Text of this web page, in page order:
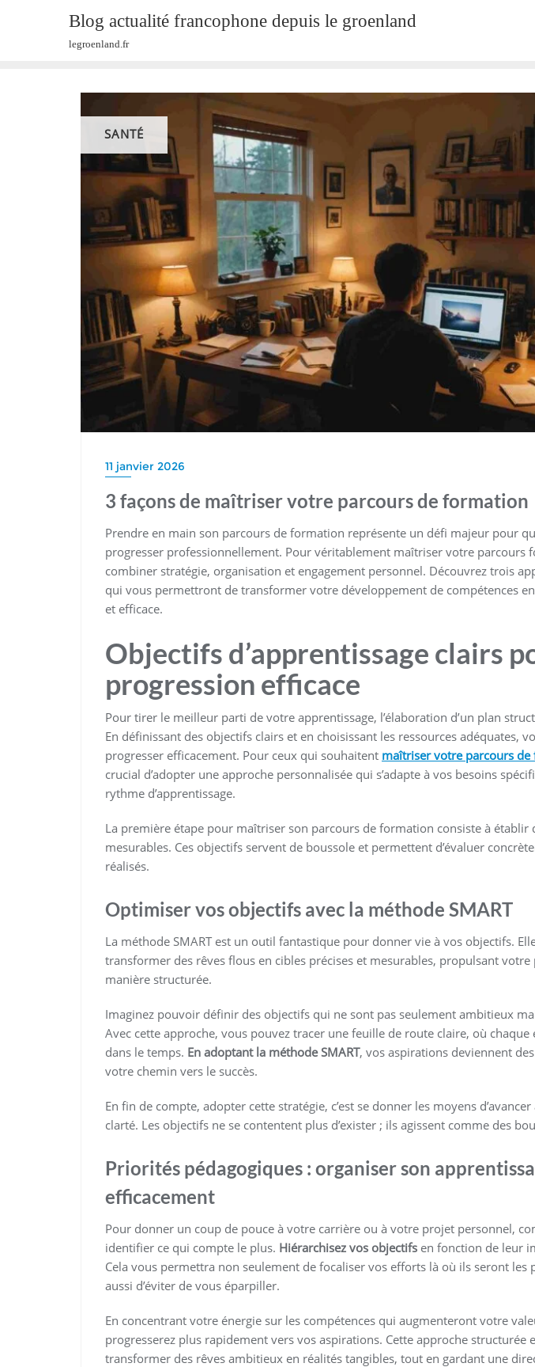
Blog actualité francophone depuis le groenland
legroenland.fr
SANTÉ
11 janvier 2026
3 façons de maîtriser votre parcours de formation
Prendre en main son parcours de formation représente un défi majeur pour
progresser professionnellement. Pour véritablement maîtriser votre parcours
combiner stratégie, organisation et engagement personnel. Découvrez trois
qui vous permettront de transformer votre développement de compétences
et efficace.
Objectifs d’apprentissage clairs
progression efficace
Pour tirer le meilleur parti de votre apprentissage, l’élaboration d’un plan
En définissant des objectifs clairs et en choisissant les ressources adéquates,
progresser efficacement. Pour ceux qui souhaitent maîtriser votre parcours
crucial d’adopter une approche personnalisée qui s’adapte à vos besoins
rythme d’apprentissage.
La première étape pour maîtriser son parcours de formation consiste à établir
mesurables. Ces objectifs servent de boussole et permettent d’évaluer
réalisés.
Optimiser vos objectifs avec la méthode SMART
La méthode SMART est un outil fantastique pour donner vie à vos objectifs.
transformer des rêves flous en cibles précises et mesurables, propulsant votre
manière structurée.
Imaginez pouvoir définir des objectifs qui ne sont pas seulement ambitieux
Avec cette approche, vous pouvez tracer une feuille de route claire, où chaque
dans le temps. En adoptant la méthode SMART, vos aspirations deviennent
votre chemin vers le succès.
En fin de compte, adopter cette stratégie, c’est se donner les moyens
clarté. Les objectifs ne se contentent plus d’exister ; ils agissent comme des
Priorités pédagogiques : organiser son
efficacement
Pour donner un coup de pouce à votre carrière ou à votre projet personnel,
identifier ce qui compte le plus. Hiérarchisez vos objectifs en fonction de leur
Cela vous permettra non seulement de focaliser vos efforts là où ils seront les
aussi d’éviter de vous éparpiller.
En concentrant votre énergie sur les compétences qui augmenteront votre
progresserez plus rapidement vers vos aspirations. Cette approche structurée
transformer des rêves ambitieux en réalités tangibles, tout en gardant une